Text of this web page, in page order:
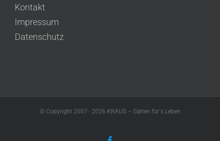
Kontakt
Impressum
Datenschutz
© Copyright 2007 - 2026 KRAUS – Gärten für´s Leben